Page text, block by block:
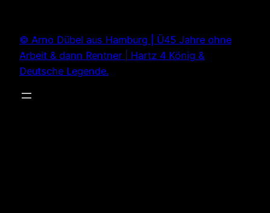
springen
© Arno Dübel aus Hamburg | Ü45 Jahre ohne
Arbeit & dann Rentner | Hartz 4 König &
Deutsche Legende.